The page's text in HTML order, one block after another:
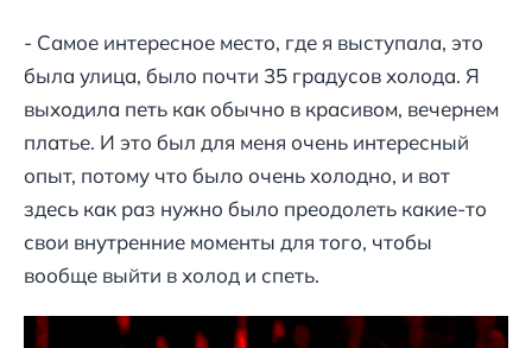
- Самое интересное место, где я выступала, это
была улица, было почти 35 градусов холода. Я
выходила петь как обычно в красивом, вечернем
платье. И это был для меня очень интересный
опыт, потому что было очень холодно, и вот
здесь как раз нужно было преодолеть какие-то
свои внутренние моменты для того, чтобы
вообще выйти в холод и спеть.